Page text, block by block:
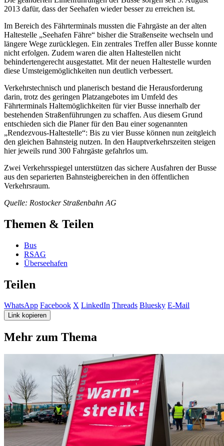
2013 dafür, dass der Seehafen wieder besser zu erreichen ist.
Im Bereich des Fährterminals mussten die Fahrgäste an der alten
Haltestelle „Seehafen Fähre“ bisher die Straßenseite wechseln und
längere Wege zurücklegen. Ein zentrales Treffen aller Busse konnte
nicht erfolgen. Zudem waren die alten Haltestellen nicht
behindertengerecht ausgestattet. Mit der neuen Haltestelle wurden
diese Umsteigemöglichkeiten nun deutlich verbessert.
Verkehrstechnisch und planerisch bestand die Herausforderung
darin, trotz des geringen Platzangebotes im Umfeld des
Fährterminals Haltemöglichkeiten für vier Busse innerhalb der
bestehenden Straßenführungen zu schaffen. Aus diesem Grund
entschieden sich die Planer für den Bau einer sogenannten
„Rendezvous-Haltestelle“: Bis zu vier Busse können nun zeitgleich
den gleichen Bahnsteig nutzen. In den Hauptverkehrszeiten steigen
hier jeweils rund 300 Fahrgäste gefahrlos um.
Zwei Verkehrsspiegel unterstützen das sichere Ausfahren der Busse
aus den separierten Bahnsteigbereichen in den öffentlichen
Verkehrsraum.
Quelle: Rostocker Straßenbahn AG
Themen & Teilen
Bus
RSAG
Überseehafen
Teilen
WhatsApp Facebook X LinkedIn Threads Bluesky E-Mail
Link kopieren
Mehr zum Thema